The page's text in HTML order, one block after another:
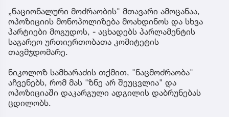
„ნაციონალური მოძრაობის" მთავარი ამოცანაა,
ოპოზიციის მონოპოლიზება მოახდინოს და სხვა
პარტიები მოგუდოს, - აცხადებს პარლამენტის
საგარეო ურთიერთობათა კომიტეტის
თავმჯდომარე.
ნიკოლოზ სამხარაძის თქმით, "ნაცმოძრაობა"
აჩვენებს, რომ მას "ზნე არ შეუცვლია" და
ოპოზიციაში დაკარგული ადგილის დაბრუნებას
ცდილობს.